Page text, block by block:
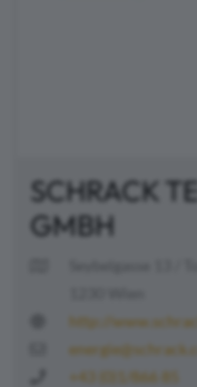
SCHRACK
GMBH
http://
+43 (0)1/866 85